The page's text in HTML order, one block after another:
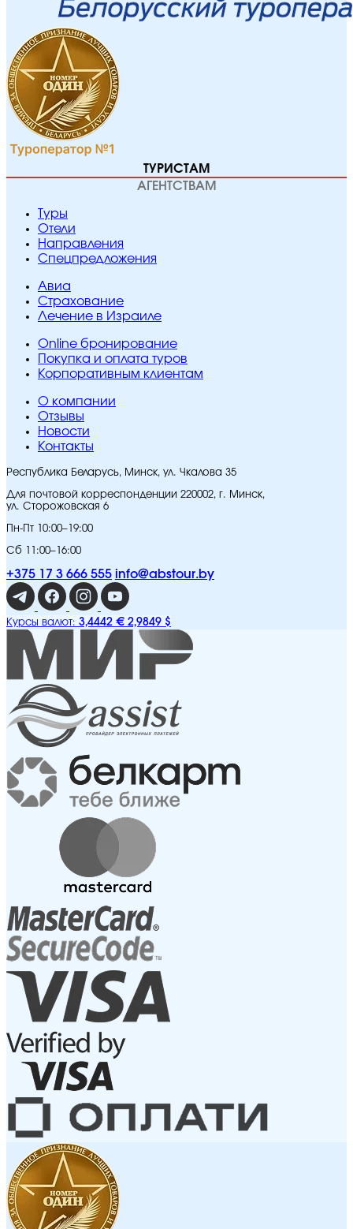
ТУРИСТАМ
АГЕНТСТВАМ
Туры
Отели
Направления
Спецпредложения
Авиа
Страхование
Лечение в Израиле
Online бронирование
Покупка и оплата туров
Корпоративным клиентам
O компании
Отзывы
Новости
Контакты
Республика Беларусь, Минск, ул. Чкалова 35
Для почтовой корреспонденции 220002, г. Минск,
ул. Сторожовская 6
Пн-Пт 10:00–19:00
Сб 11:00–16:00
+375 17 3 666 555 info@abstour.by
Курсы валют: 3,4442 € 2,9849 $